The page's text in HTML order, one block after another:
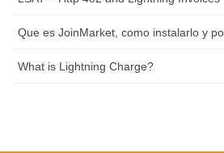
Que es JoinMarket, como instalarlo y
What is Lightning Charge?